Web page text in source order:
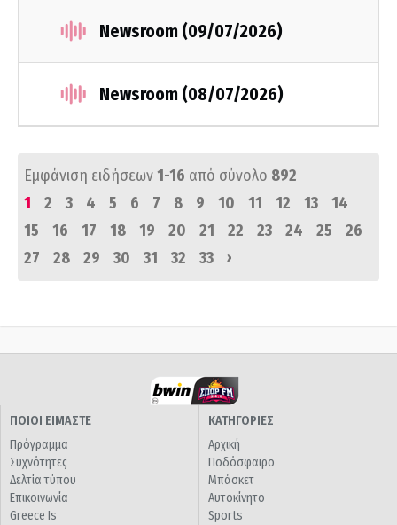
Newsroom (09/07/2026)
Newsroom (08/07/2026)
Εμφάνιση ειδήσεων1-16 από σύνολο 892
1
2 3 4 5 6 7 8 9 10 11 12 13
14
15
16 17 18 19 20 21 22 23 24 25
26
27
28 29 30 31 32 33 ›
ΠΟΙΟΙ ΕΙΜΑΣΤΕ
Πρόγραμμα
Συχνότητες
Δελτία τύπου
Επικοινωνία
Greece Is
ΚΑΤΗΓΟΡΙΕΣ
Αρχική
Ποδόσφαιρο
Μπάσκετ
Αυτοκίνητο
Sports